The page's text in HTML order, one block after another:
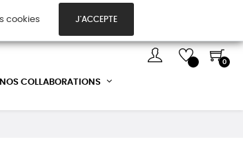
NOS COLLABORATIONS
0
cookies J'ACCEPTE